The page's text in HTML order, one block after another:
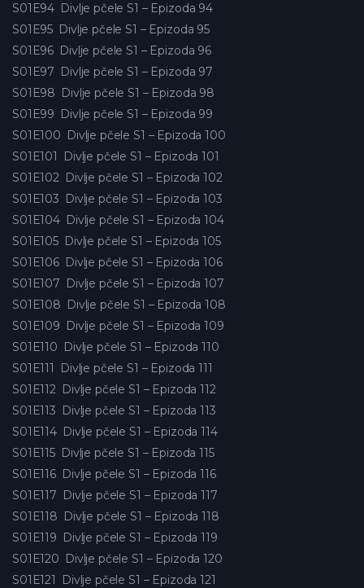
S01E94 Divlje pčele S1 – Epizoda 94
S01E95 Divlje pčele S1 – Epizoda 95
S01E96 Divlje pčele S1 – Epizoda 96
S01E97 Divlje pčele S1 – Epizoda 97
S01E98 Divlje pčele S1 – Epizoda 98
S01E99 Divlje pčele S1 – Epizoda 99
S01E100 Divlje pčele S1 – Epizoda 100
S01E101
Divlje pčele S1 – Epizoda 101
S01E102 Divlje pčele S1 – Epizoda 102
S01E103 Divlje pčele S1 – Epizoda 103
S01E104 Divlje pčele S1 – Epizoda 104
S01E105 Divlje pčele S1 – Epizoda 105
S01E106 Divlje pčele S1 – Epizoda 106
S01E107 Divlje pčele S1 – Epizoda 107
S01E108 Divlje pčele S1 – Epizoda 108
S01E109 Divlje pčele S1 – Epizoda 109
S01E110 Divlje pčele S1 – Epizoda 110
S01E111
Divlje pčele S1 – Epizoda 111
S01E112 Divlje pčele S1 – Epizoda 112
S01E113 Divlje pčele S1 – Epizoda 113
S01E114 Divlje pčele S1 – Epizoda 114
S01E115 Divlje pčele S1 – Epizoda 115
S01E116 Divlje pčele S1 – Epizoda 116
S01E117 Divlje pčele S1 – Epizoda 117
S01E118 Divlje pčele S1 – Epizoda 118
S01E119 Divlje pčele S1 – Epizoda 119
S01E120 Divlje pčele S1 – Epizoda 120
S01E121
Divlje pčele S1 – Epizoda 121